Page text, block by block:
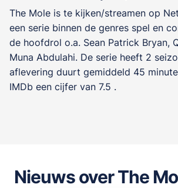
The Mole is te kijken/streamen op
een serie binnen de genres spel en
de hoofdrol o.a. Sean Patrick Bryan,
Muna Abdulahi. De serie heeft 2
aflevering duurt gemiddeld 45
IMDb een cijfer van 7.5 .
Nieuws over The